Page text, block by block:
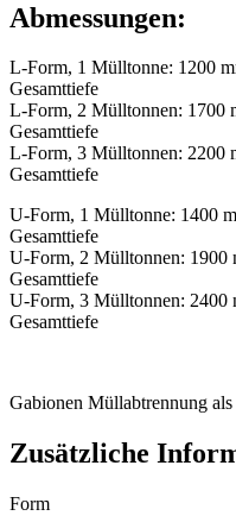
Abmessungen:
L-Form, 1 Mülltonne: 1200
Gesamttiefe
L-Form, 2 Mülltonnen: 1700
Gesamttiefe
L-Form, 3 Mülltonnen: 2200
Gesamttiefe
U-Form, 1 Mülltonne: 1400
Gesamttiefe
U-Form, 2 Mülltonnen: 1900
Gesamttiefe
U-Form, 3 Mülltonnen: 2400
Gesamttiefe
Gabionen Müllabtrennung
Zusätzliche
Form